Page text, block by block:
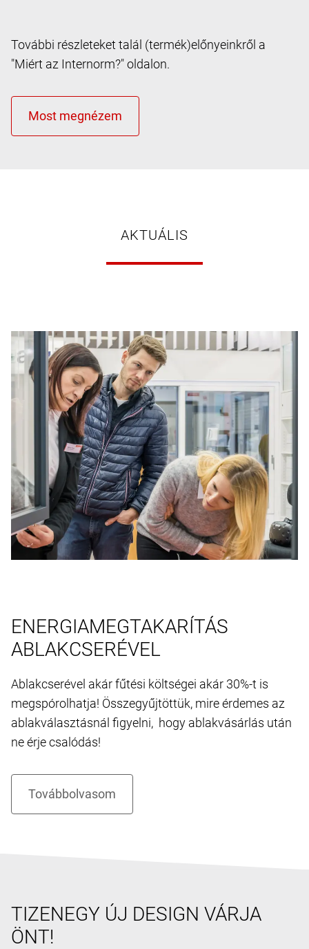
További részleteket talál (termék)előnyeinkről a
"Miért az Internorm?" oldalon.
AKTUÁLIS
ENERGIAMEGTAKARÍTÁS
ABLAKCSERÉVEL
Ablakcserével akár fűtési költségei akár 30%-t is
megspórolhatja! Összegyűjtöttük, mire érdemes az
ablakválasztásnál figyelni, hogy ablakvásárlás után
ne érje csalódás!
TIZENEGY ÚJ DESIGN VÁRJA
ÖNT!